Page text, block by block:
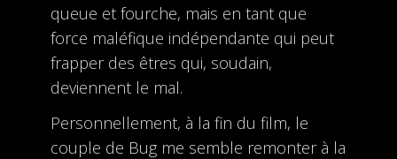
queue et fourche, mais en tant que
force maléfique indépendante qui peut
frapper des êtres qui, soudain,
deviennent le mal.
Personnellement, à la fin du film, le
couple de Bug me semble remonter à la